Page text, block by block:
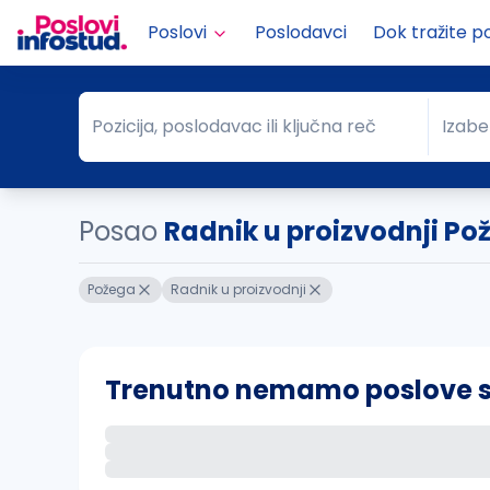
Poslovi Poslodavci Dok tražite
Pozicija, poslodavac ili ključna reč
Pozicija, poslodavac ili ključna reč Grad
Posao Radnik u proizvodnji
Požega Radnik u proizvodnji
Trenutno nemamo poslove